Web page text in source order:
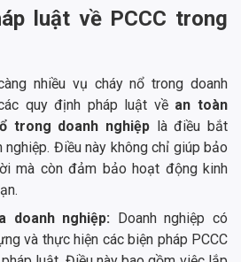
luật về PCCC trong
nhiều vụ cháy nổ trong doanh
quy định pháp luật về an toàn
trong doanh nghiệp là điều bắt
Điều này không chỉ giúp bảo
mà còn đảm bảo hoạt động kinh
doanh nghiệp: Doanh nghiệp có
và thực hiện các biện pháp PCCC